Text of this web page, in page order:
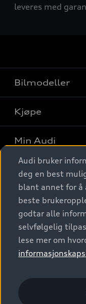
leveres med
Bilmodeller
Finn din Audi
Sammenlign
Elbiler
SUV
Stasjonsvogn
Sportback
S/RS
Konseptbiler og
Kjøpe
Kjøpshjelp
Biler på lager
Finn forhandler
Bestill prøvekjøring
Kontakt forhandler
Bilgarantier
Min Audi
Behold
Audi Originalt
Verkstedtjenester
Digitale
Audi digitale
Audi connect
Functions on
Kom i gang med
Audi Norge
Kundeservice
Audi Driving
© 2026 AUDI
Imprint
Audi bruker
deg en best
blant annet for å
beste
godtar alle
selvfølgelig
lese mer om